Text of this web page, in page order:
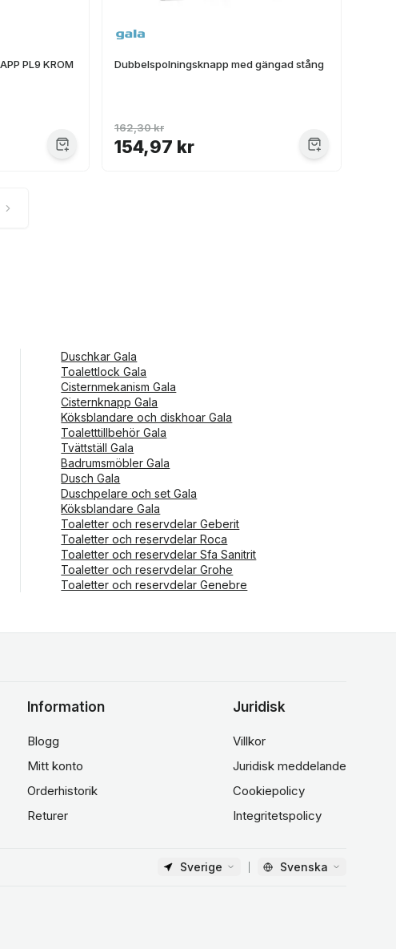
PL9 KROM
Dubbelspolningsknapp med gängad stång
154,97 kr
162,30 kr
Duschkar Gala
Toalettlock Gala
Cisternmekanism Gala
Cisternknapp Gala
Köksblandare och diskhoar Gala
Toaletttillbehör Gala
Tvättställ Gala
Badrumsmöbler Gala
Dusch Gala
Duschpelare och set Gala
Köksblandare Gala
Toaletter och reservdelar Geberit
Toaletter och reservdelar Roca
Toaletter och reservdelar Sfa Sanitrit
Toaletter och reservdelar Grohe
Toaletter och reservdelar Genebre
Information
Blogg
Mitt konto
Orderhistorik
Returer
Juridisk
Villkor
Juridisk meddelande
Cookiepolicy
Integritetspolicy
Sverige Svenska